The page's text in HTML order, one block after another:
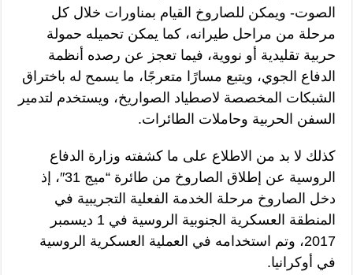
الصوت- ويمكن للصاروخ القيام بمناورات خلال كل
مرحلة من مراحل طيرانه، كما يمكن تحميله حمولة
حربية تقليدية أو نووية، فيما تعجز عن رصده أنظمة
الدفاع الجوي، و‏يتبع مسارًا متعرجًا، ما يسمح له باختراق
الشبكات المخصصة لاصطياد الصواريخ، ويستخدم لتدمير
السفن الحربية وحاملات الطائرات.
كذلك لا بد من الاطلاع على ما‏ كشفته وزارة الدفاع
الروسية عن إطلاق الصاروخ من طائرة “ميج 31″، إذ
دخل الصاروخ مرحلة الخدمة الفعلية التجريبية في
المنطقة العسكرية الجنوبية الروسية في 1 ديسمبر
2017، و‏تم استخدامه في العملية العسكرية الروسية
في أوكرانيا.